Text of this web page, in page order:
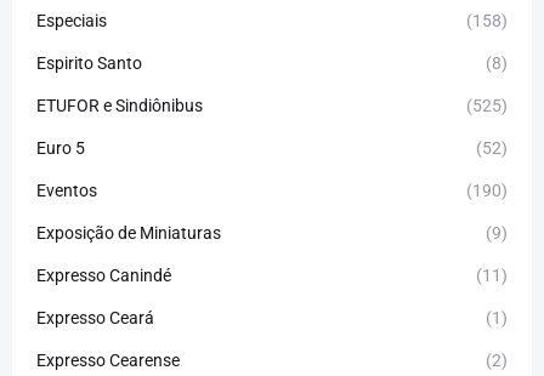
Especiais (158)
Espirito Santo (8)
ETUFOR e Sindiônibus (525)
Euro 5 (52)
Eventos (190)
Exposição de Miniaturas (9)
Expresso Canindé (11)
Expresso Ceará (1)
Expresso Cearense (2)